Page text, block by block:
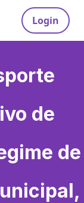
Login
de
de